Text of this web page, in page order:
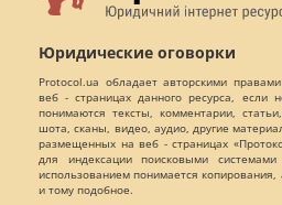
Юридические оговорки
Protocol.ua обладает авторскими
веб - страницах данного ресурса, если
понимаются тексты, комментарии,
шота, сканы, видео, аудио, другие
размещенных на веб - страницах
для индексации поисковыми
использованием понимается
и тому подобное.